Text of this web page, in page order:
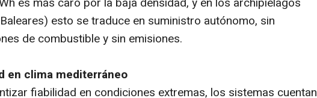
esto se traduce en suministro autónomo, sin
de combustible y sin emisiones.
en clima mediterráneo
fiabilidad en condiciones extremas, los sistemas cuentan